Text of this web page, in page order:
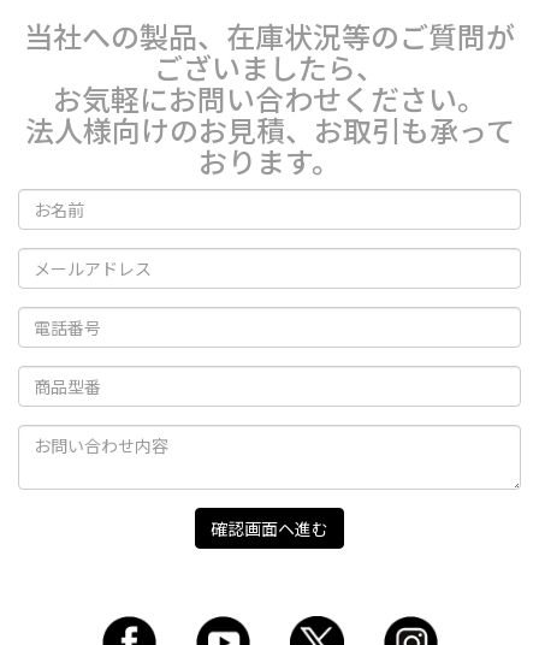
当社への製品、在庫状況等のご質問が
ございましたら、
お気軽にお問い合わせください。
法人様向けのお見積、お取引も承って
おります。
確認画面ヘ進む